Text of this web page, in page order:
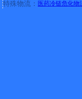
特殊物流： 医药冷链危化物